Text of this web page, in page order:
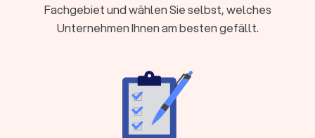
Hier erhalten Sie einen Überblick über zentrale Varianten.
Ein Buffet zählt zu den beliebtesten Möglichkeiten der
Speisenversorgung. Auf ansprechend angerichteten Tischen
stehen verschiedene kalte und warme Gerichte zur Auswahl,
darunter Salate, Aufschnitt, Antipasti, Dips, Fleisch, Fisch und
vegetarische Optionen. Ihre Gäste wählen nach Geschmack.
Fachgebiet und wählen Sie selbst, welches
Unternehmen Ihnen am besten gefällt.